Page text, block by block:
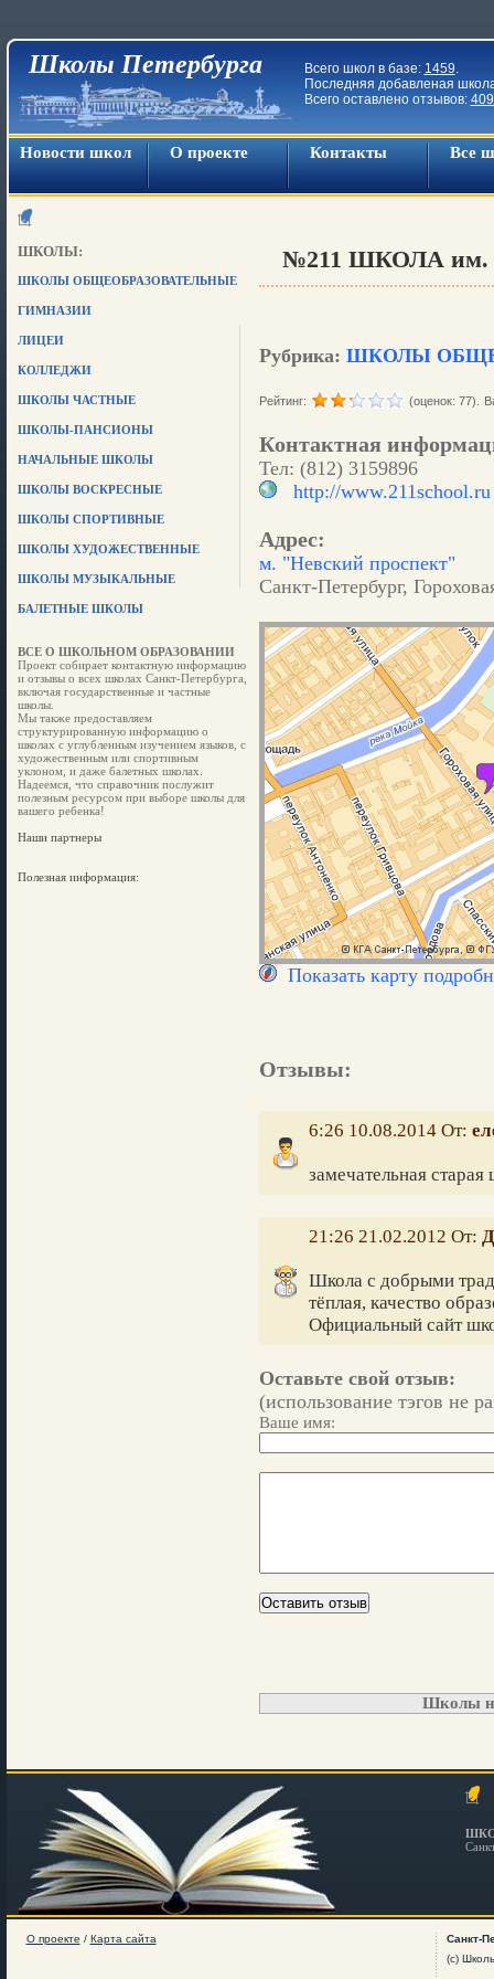
Школы Петербурга Всего школ в базе: 1459.
Последняя добавленая
Всего оставлено отзывов:
Новости школ О проекте Контакты Все
ШКОЛЫ:
ШКОЛЫ ОБЩЕОБРАЗОВАТЕЛЬНЫЕ
ГИМНАЗИИ
ЛИЦЕИ
КОЛЛЕДЖИ
ШКОЛЫ ЧАСТНЫЕ
ШКОЛЫ-ПАНСИОНЫ
НАЧАЛЬНЫЕ ШКОЛЫ
ШКОЛЫ ВОСКРЕСНЫЕ
ШКОЛЫ СПОРТИВНЫЕ
ШКОЛЫ ХУДОЖЕСТВЕННЫЕ
ШКОЛЫ МУЗЫКАЛЬНЫЕ
БАЛЕТНЫЕ ШКОЛЫ
ВСЕ О ШКОЛЬНОМ ОБРАЗОВАНИИ
Проект собирает контактную информацию
и отзывы о всех школах Санкт-Петербурга,
включая государственные и частные
школы.
Мы также предоставляем
структурированную информацию о
школах с углубленным изучением языков, с
художественным или спортивным
уклоном, и даже балетных школах.
Надеемся, что справочник послужит
полезным ресурсом при выборе школы для
вашего ребенка!
Наши партнеры
Полезная информация:
№211 ШКОЛА им.
Рубрика: ШКОЛЫ
Рейтинг: (оценок: 77).
Контактная
Тел: (812) 3159896
http://www.211school.ru
Адрес:
м. "Невский проспект"
Санкт-Петербург,
Показать карту
Отзывы:
6:26 10.08.2014 От:
замечательная старая
21:26 21.02.2012 От:
Школа с добрыми
тёплая, качество
Официальный сайт
Оставьте свой отзыв:
(использование тэгов не
Ваше имя:
Школы
О проекте / Карта сайта
Санкт-
(c)